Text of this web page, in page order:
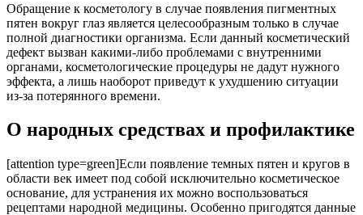
Обращение к косметологу в случае появления пигментных
пятен вокруг глаз является целесообразным только в случае
полной диагностики организма. Если данный косметический
дефект вызван какими-либо проблемами с внутренними
органами, косметологические процедуры не дадут нужного
эффекта, а лишь наоборот приведут к ухудшению ситуации
из-за потерянного времени.
О народных средствах и профилактике
[attention type=green]Если появление темных пятен и кругов в
области век имеет под собой исключительно косметическое
основание, для устранения их можно воспользоваться
рецептами народной медицины. Особенно пригодятся данные